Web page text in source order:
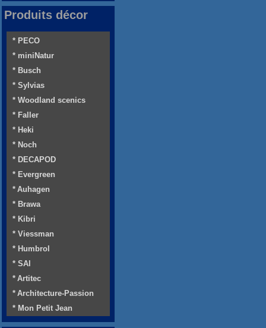
Produits décor
* PECO
* miniNatur
* Busch
* Sylvias
* Woodland scenics
* Faller
* Heki
* Noch
* DECAPOD
* Evergreen
* Auhagen
* Brawa
* Kibri
* Viessman
* Humbrol
* SAI
* Artitec
* Architecture-Passion
* Mon Petit Jean